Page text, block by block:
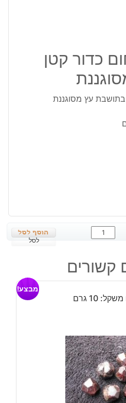
כדור קטן
עץ מסוגננת
כמות
של
אדום
חום
קטן
מסוגננת
לסל
קשורים
10 גרם
מבצע!